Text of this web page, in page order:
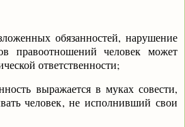
обязанностей, нарушение
правоотношений человек может
ответственности;
выражается в муках совести,
человек, не исполнивший свои